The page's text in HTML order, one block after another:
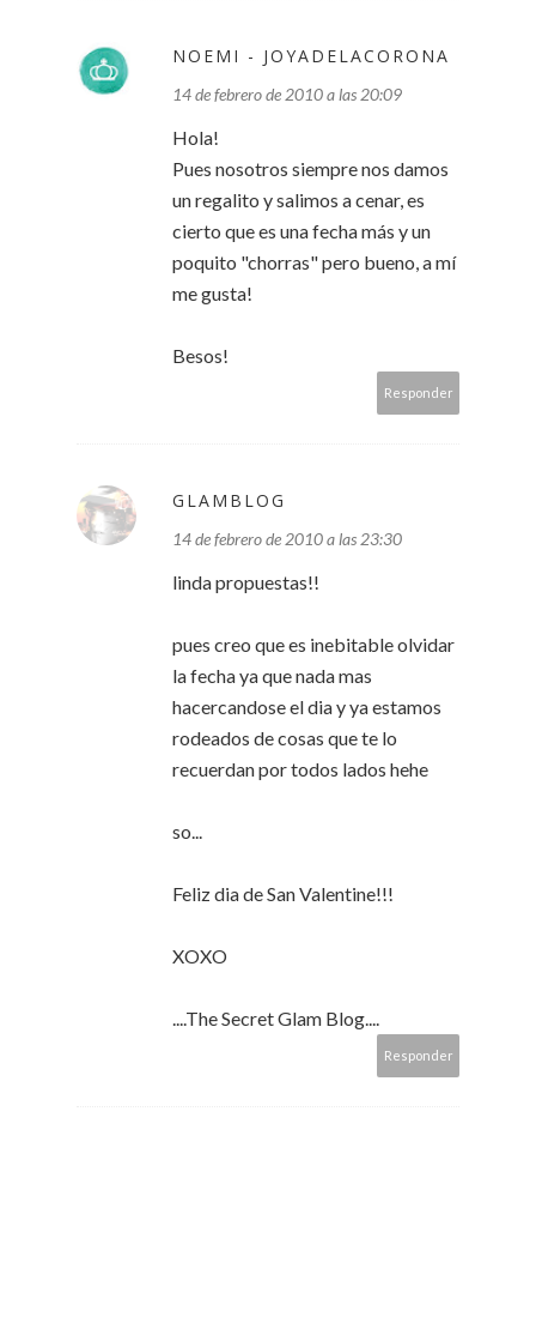
NOEMI - JOYADELACORONA
14 de febrero de 2010 a las 20:09
Hola!
Pues nosotros siempre nos damos
un regalito y salimos a cenar, es
cierto que es una fecha más y un
poquito "chorras" pero bueno, a mí
me gusta!
Besos!
Responder
GLAMBLOG
14 de febrero de 2010 a las 23:30
linda propuestas!!
pues creo que es inebitable olvidar
la fecha ya que nada mas
hacercandose el dia y ya estamos
rodeados de cosas que te lo
recuerdan por todos lados hehe
so...
Feliz dia de San Valentine!!!
XOXO
....The Secret Glam Blog....
Responder